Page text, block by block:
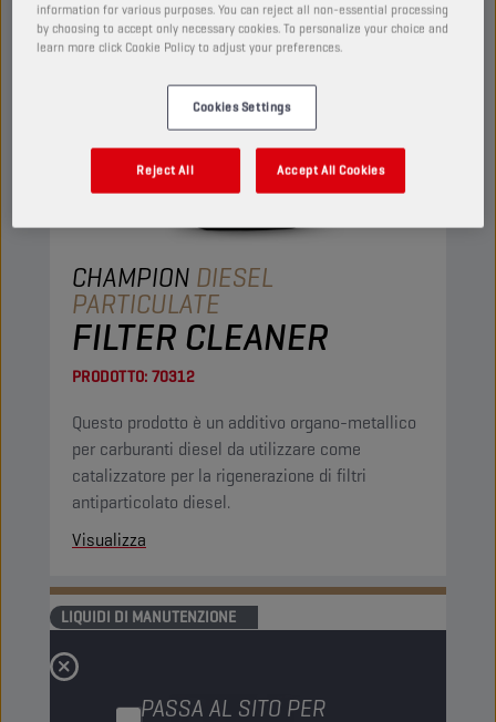
PASSA AL SITO PER
CHAMPION DIESEL
PARTICULATE
FILTER CLEANER
PRODOTTO: 70312
Questo prodotto è un additivo organo-metallico
per carburanti diesel da utilizzare come
catalizzatore per la rigenerazione di filtri
antiparticolato diesel.
Visualizza
LIQUIDI DI MANUTENZIONE
information for various purposes. You can reject all non-essential processing
by choosing to accept only necessary cookies. To personalize your choice and
learn more click Cookie Policy to adjust your preferences.
Cookies Settings
Reject All Accept All Cookies